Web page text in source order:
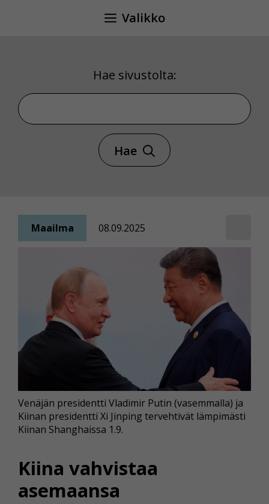
Valikko
Hae sivustolta:
Hae sivustolta
Hae
Maailma 08.09.2025
Kiina vahvistaa
asemaansa
Venäjän presidentti Vladimir Putin (vasemmalla) ja
Kiinan presidentti Xi Jinping tervehtivät lämpimästi
Kiinan Shanghaissa 1.9.